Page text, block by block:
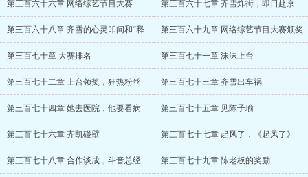
第三百六十六章 网络综艺节目大赛 第三百六十七章 齐雪炸街，即日赴京
第三百六十八章 齐雪的心灵叩问和“释然” 第三百六十九章 网络综艺节目大赛颁奖
第三百七十章 大赛排名 第三百七十一章 沫沫上台
第三百七十二章 上台领奖，狂热粉丝 第三百七十三章 齐雪出车祸
第三百七十四章 她去医院，他要看病 第三百七十五章 见陈子瑜
第三百七十六章 齐凯碰壁 第三百七十七章 起风了，《起风了》
第三百七十八章 合作谈成，斗音总经理的评 第三百七十九章 陈老板的奖励